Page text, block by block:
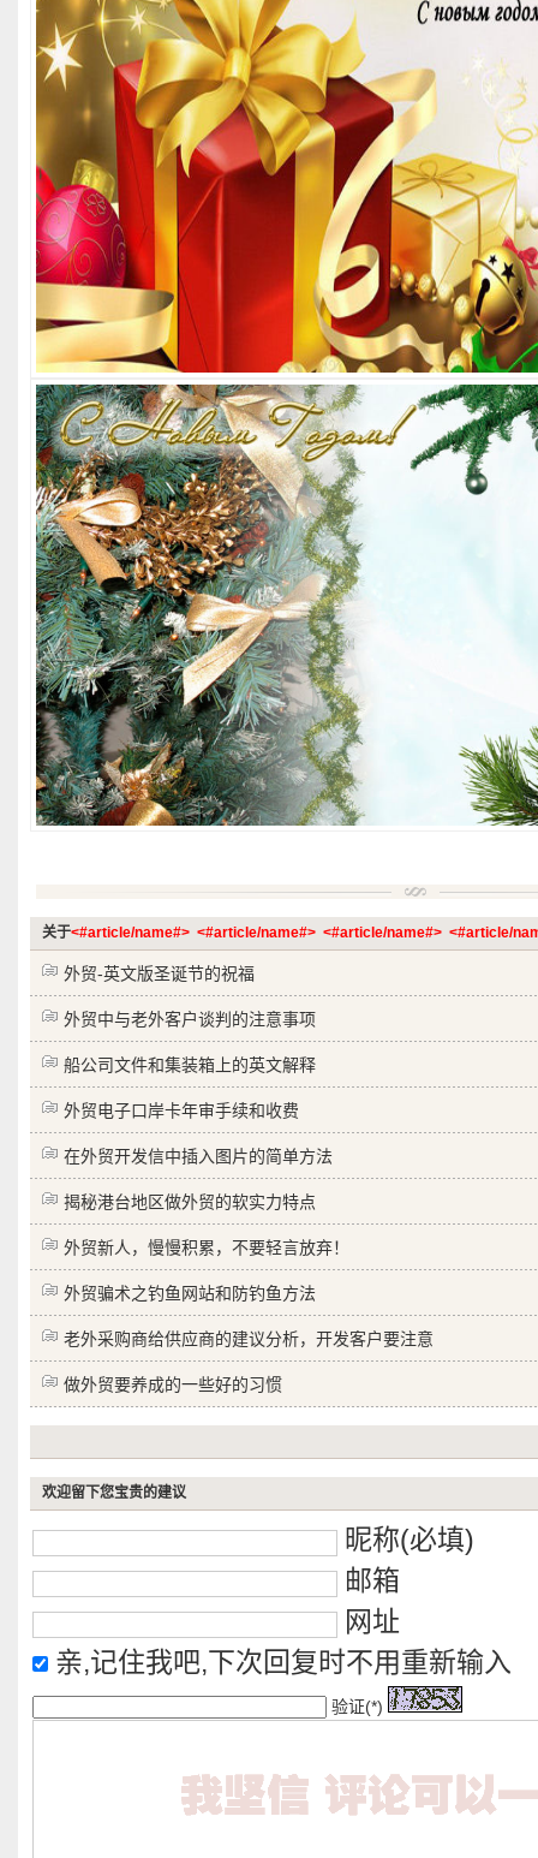
关于<#article/name#> <#article/name#> <#article/name#> <#article/
外贸-英文版圣诞节的祝福
外贸中与老外客户谈判的注意事项
船公司文件和集装箱上的英文解释
外贸电子口岸卡年审手续和收费
在外贸开发信中插入图片的简单方法
揭秘港台地区做外贸的软实力特点
外贸新人，慢慢积累，不要轻言放弃！
外贸骗术之钓鱼网站和防钓鱼方法
老外采购商给供应商的建议分析，开发客户要注意
做外贸要养成的一些好的习惯
欢迎留下您宝贵的建议
昵称(必填)
邮箱
网址
亲,记住我吧,下次回复时不用重新输入
验证(*)